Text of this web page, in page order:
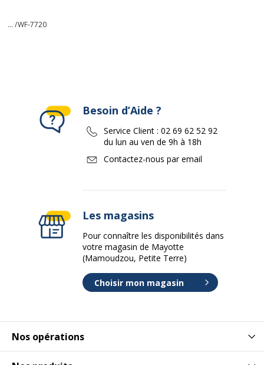
... /WF-7720
Nos opérations
Besoin d’Aide ?
Service Client : 02 69 62 52 92
du lun au ven de 9h à 18h
Contactez-nous par email
Les magasins
Pour connaître les disponibilités dans
votre magasin de Mayotte
(Mamoudzou, Petite Terre)
Choisir mon magasin